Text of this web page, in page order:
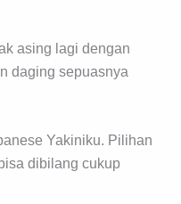
asing lagi dengan
daging sepuasnya
Yakiniku. Pilihan
dibilang cukup